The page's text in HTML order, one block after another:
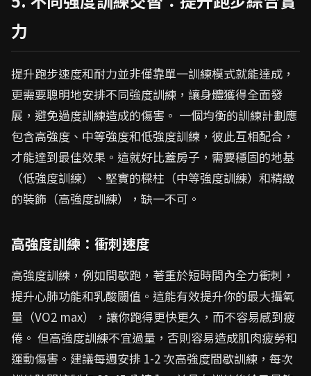
力
提升跑步速度和耐力並非僅靠單一訓練模式就能達成，
更需要聰明地安排不同強度訓練，讓身體獲得全面發
展，避免過度訓練造成的傷害。 一個均衡的訓練計劃應
包含高強度、中等強度和低強度訓練，彼此互相配合，
才能達到最佳效果。這就好比蓋房子，需要穩固的地基
（低強度訓練）、堅實的樑柱（中等強度訓練）和精緻
的裝飾（高強度訓練），缺一不可。
高強度訓練：衝刺速度
高強度訓練，例如間歇跑，著重於短時間內全力衝刺，
提升心肺功能和乳酸閾值。這能有效提升你的最大攝氧
量（VO2 max），讓你跑得更快更久，而不容易感到疲
倦。 但高強度訓練不宜過量，否則容易造成肌肉疲勞和
運動傷害。建議每週安排 1-2 次高強度間歇訓練，每次